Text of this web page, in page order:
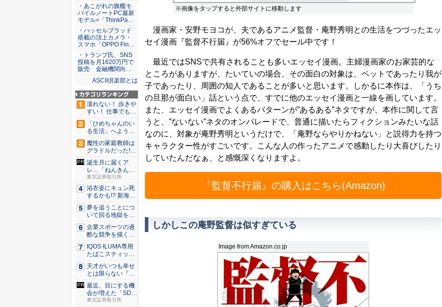
※画像をタップすると外部サイトに移動します
漫画家・安野モヨコが、夫であるアニメ監督・庵野秀明との生活をつづったエッ
セイ漫画『監督不行届』が56%オフでセール中です！
最近ではSNSで共有されることも多いエッセイ漫画。主婦漫画家のお家芸的な
ところがありますが、たいていの場合、その面白の対象は、ペットであったり我が
子であったり、周囲の知人であることが多いと思います。しかるに本作は、「うち
の旦那が面白い」話という点で、すでに他のエッセイ漫画と一線を画しています。
また、エッセイ漫画でよくあるパターンが”あるある”ネタですが、本作に関して言
うと、”ないない”ネタのオンパレードで、普通に描いたらフィクションみたいな話
なのに、対象が庵野秀明というだけで、「庵野ならやりかねない」と説得力を持つ
キャラクター性がすごいです。こんな人の作ったアニメで感動したり大喜びしたり
していたんだなぁ、と感慨深くなりますよ。
『監督不行届』の購入はこちら(Amazon)
しかしこの庵野監督は似すぎている
Image from Amazon.co.jp
・あこがれの旗艦モ
バイルノートPC最新
モデル=「ThinkPa…
・ハッセルブラッド
搭載の頂上カメラ・
スマホ「OPPO Fin…
・トランプ氏、SNS
投稿を月1620万円で
販売 金融機関向…
ASCII倶楽部とは
濡れない！ 歩きや
すい！ 仕事でも履
ける...
「ひめちゃんのい
る生活」へようこ
そ！ 「...
魔性の家庭教師は
グラドルだった!?
村雨...
誕生月に届くア
レ…「ねんきん定
期便」をし...
東京証券取引所
浴衣姿にキュン死
するかも!? 新海ま
きが...
夢を追うことにつ
いて回る地獄を描
く『二階...
企業スポーツの過
酷な競争を描く『J
JM ...
IQOS ILUMA専用
たばこスティッ
ク...
天才がいつも幸せ
とは限らない『ダ
イヤモン...
最近、目にする機
会が増えた「SDG
s」っ...
東京証券取引所